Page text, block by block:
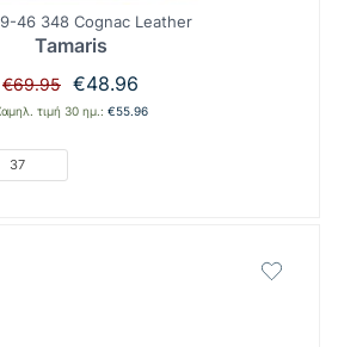
46 348 Cognac Leather
Tamaris
€69.95 Original
price
€48.96
τρέχουσα
τιμή 30 ημ.: €55.96
37